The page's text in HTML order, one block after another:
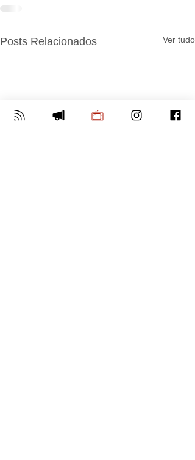
Posts Relacionados Ver tudo